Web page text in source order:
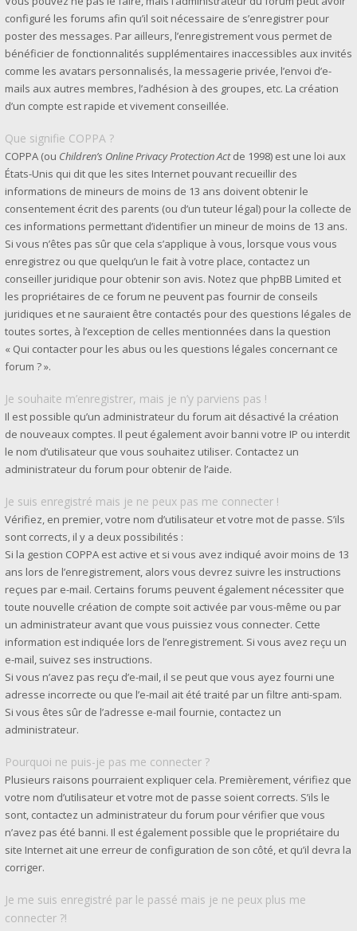
configuré les forums afin qu’il soit nécessaire de s’enregistrer pour
poster des messages. Par ailleurs, l’enregistrement vous permet de
bénéficier de fonctionnalités supplémentaires inaccessibles aux invités
comme les avatars personnalisés, la messagerie privée, l’envoi d’e-
mails aux autres membres, l’adhésion à des groupes, etc. La création
d’un compte est rapide et vivement conseillée.
Que signifie COPPA ?
COPPA (ou Children’s Online Privacy Protection Actde 1998) est une loi aux
États-Unis qui dit que les sites Internet pouvant recueillir des
informations de mineurs de moins de 13 ans doivent obtenir le
consentement écrit des parents (ou d’un tuteur légal) pour la collecte de
ces informations permettant d’identifier un mineur de moins de 13 ans.
Si vous n’êtes pas sûr que cela s’applique à vous, lorsque vous vous
enregistrez ou que quelqu’un le fait à votre place, contactez un
conseiller juridique pour obtenir son avis. Notez que phpBB Limited et
les propriétaires de ce forum ne peuvent pas fournir de conseils
juridiques et ne sauraient être contactés pour des questions légales de
toutes sortes, à l’exception de celles mentionnées dans la question
« Qui contacter pour les abus ou les questions légales concernant ce
forum ? ».
Je souhaite m’enregistrer, mais je n’y parviens pas !
Il est possible qu’un administrateur du forum ait désactivé la création
de nouveaux comptes. Il peut également avoir banni votre IP ou interdit
le nom d’utilisateur que vous souhaitez utiliser. Contactez un
administrateur du forum pour obtenir de l’aide.
Je suis enregistré mais je ne peux pas me connecter !
Vérifiez, en premier, votre nom d’utilisateur et votre mot de passe. S’ils
sont corrects, il y a deux possibilités :
Si la gestion COPPA est active et si vous avez indiqué avoir moins de 13
ans lors de l’enregistrement, alors vous devrez suivre les instructions
reçues par e-mail. Certains forums peuvent également nécessiter que
toute nouvelle création de compte soit activée par vous-même ou par
un administrateur avant que vous puissiez vous connecter. Cette
information est indiquée lors de l’enregistrement. Si vous avez reçu un
e-mail, suivez ses instructions.
Si vous n’avez pas reçu d’e-mail, il se peut que vous ayez fourni une
adresse incorrecte ou que l’e-mail ait été traité par un filtre anti-spam.
Si vous êtes sûr de l’adresse e-mail fournie, contactez un
administrateur.
Pourquoi ne puis-je pas me connecter ?
Plusieurs raisons pourraient expliquer cela. Premièrement, vérifiez que
votre nom d’utilisateur et votre mot de passe soient corrects. S’ils le
sont, contactez un administrateur du forum pour vérifier que vous
n’avez pas été banni. Il est également possible que le propriétaire du
site Internet ait une erreur de configuration de son côté, et qu’il devra la
corriger.
Je me suis enregistré par le passé mais je ne peux plus me
connecter ?!